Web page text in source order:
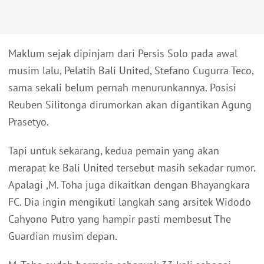
Maklum sejak dipinjam dari Persis Solo pada awal
musim lalu, Pelatih Bali United, Stefano Cugurra Teco,
sama sekali belum pernah menurunkannya. Posisi
Reuben Silitonga dirumorkan akan digantikan Agung
Prasetyo.
Tapi untuk sekarang, kedua pemain yang akan
merapat ke Bali United tersebut masih sekadar rumor.
Apalagi ,M. Toha juga dikaitkan dengan Bhayangkara
FC. Dia ingin mengikuti langkah sang arsitek Widodo
Cahyono Putro yang hampir pasti membesut The
Guardian musim depan.